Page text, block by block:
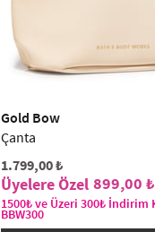
Gold Bow
Çanta
1.799,00 ₺
899,00 ₺
1500₺ ve Üzeri 300₺ İndirim
BBW300